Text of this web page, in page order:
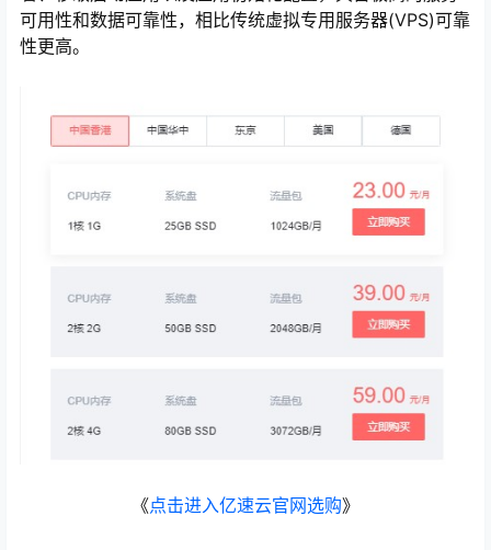
可用性和数据可靠性，相比传统虚拟专用服务器(VPS)可靠
性更高。
《点击进入亿速云官网选购》